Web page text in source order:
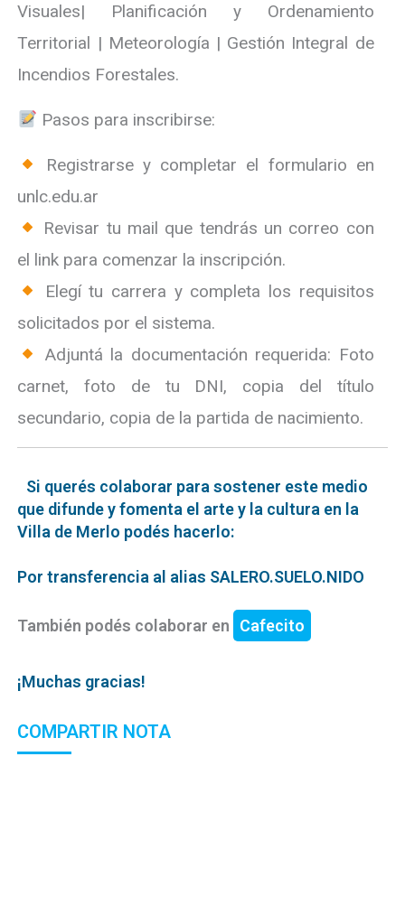
Visuales| Planificación y Ordenamiento
Territorial | Meteorología | Gestión Integral de
Incendios Forestales.
Pasos para inscribirse:
Registrarse y completar el formulario en
unlc.edu.ar
Revisar tu mail que tendrás un correo con
el link para comenzar la inscripción.
Elegí tu carrera y completa los requisitos
solicitados por el sistema.
Adjuntá la documentación requerida: Foto
carnet, foto de tu DNI, copia del título
secundario, copia de la partida de nacimiento.
Si querés colaborar para sostener este medio
que difunde y fomenta el arte y la cultura en la
Villa de Merlo podés hacerlo:
Por transferencia al alias SALERO.SUELO.NIDO
También podés colaborar en Cafecito
¡Muchas gracias!
COMPARTIR NOTA